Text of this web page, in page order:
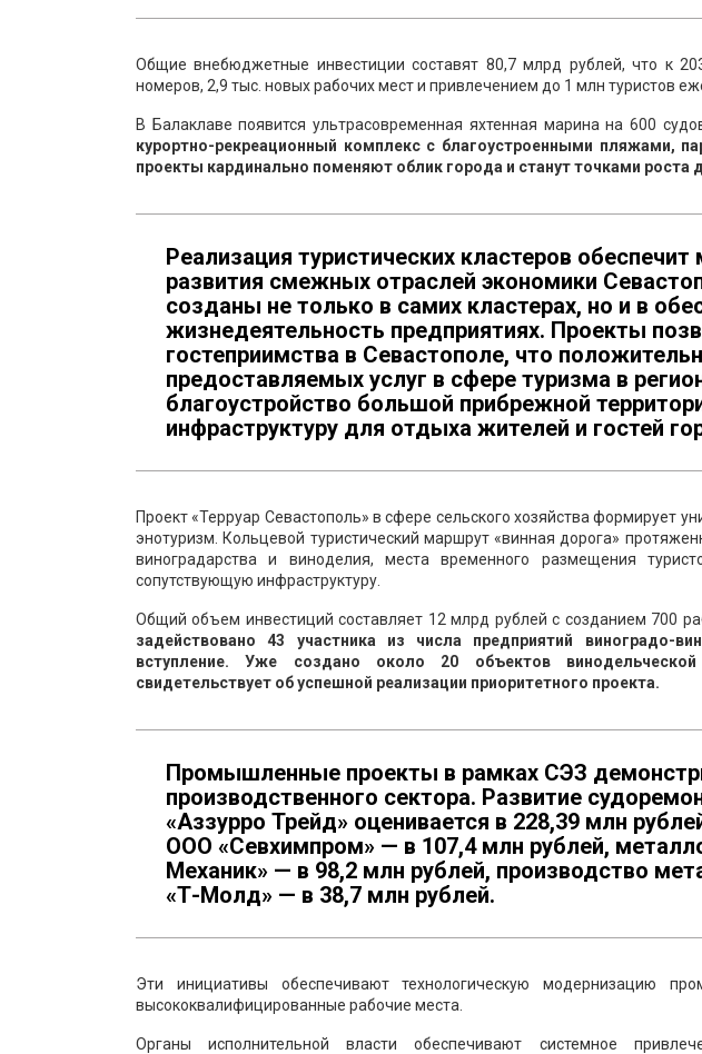
Общие внебюджетные инвестиции составят 80,7 млрд рублей, что к
номеров, 2,9 тыс. новых рабочих мест и привлечением до 1 млн туристов
В Балаклаве появится ультрасовременная яхтенная марина на 600
курортно-рекреационный комплекс с благоустроенными пляжами,
проекты кардинально поменяют облик города и станут точками
Реализация туристических кластеров
развития смежных отраслей экономики
созданы не только в самих кластерах, но и в
жизнедеятельность предприятиях. Проекты
гостеприимства в Севастополе, что
предоставляемых услуг в сфере туризма в
благоустройство большой прибрежной
инфраструктуру для отдыха жителей и гостей
Проект «Терруар Севастополь» в сфере сельского хозяйства формирует
энотуризм. Кольцевой туристический маршрут «винная дорога»
виноградарства и виноделия, места временного размещения
сопутствующую инфраструктуру.
Общий объем инвестиций составляет 12 млрд рублей с созданием 700
задействовано 43 участника из числа предприятий виноградо-
вступление. Уже создано около 20 объектов
свидетельствует об успешной реализации приоритетного проекта.
Промышленные проекты в рамках СЭЗ
производственного сектора. Развитие
«Аззурро Трейд» оценивается в 228,39 млн
ООО «Севхимпром» — в 107,4 млн рублей,
Механик» — в 98,2 млн рублей, производство
«Т-Молд» — в 38,7 млн рублей.
Эти инициативы обеспечивают технологическую модернизацию
высококвалифицированные рабочие места.
Органы исполнительной власти обеспечивают системное